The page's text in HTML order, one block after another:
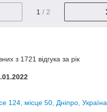
1 / 2
з 1721 відгука за рік
124, місце 50, Дніпро, Україна